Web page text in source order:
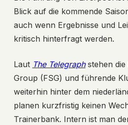
Blick auf die kommende
auch wenn Ergebnisse und
kritisch hinterfragt werden.
Laut The Telegraphstehen die
Group (FSG) und führende
weiterhin hinter dem
planen kurzfristig keinen
Trainerbank. Intern ist man